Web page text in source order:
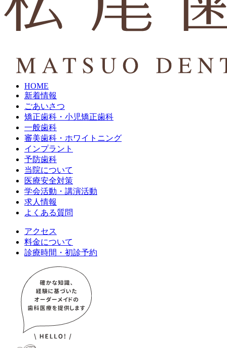
HOME
新着情報
ごあいさつ
矯正歯科・小児矯正歯科
一般歯科
審美歯科・ホワイトニング
インプラント
予防歯科
当院について
医療安全対策
学会活動・講演活動
求人情報
よくある質問
アクセス
料金について
診療時間・初診予約